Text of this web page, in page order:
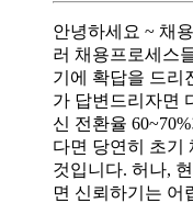
안녕하세요 ~ 채
러 채용프로세스
기에 확답을 드리
가 답변드리자면
신 전환율
다면 당연히 초기
것입니다. 허나,
면 신뢰하기는 어